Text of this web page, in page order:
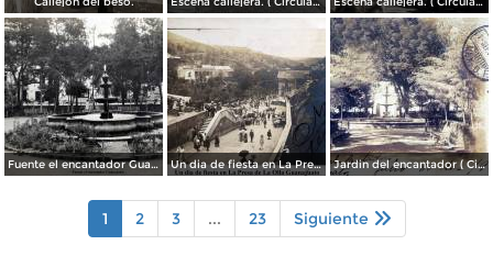
Fuente el encantador Guanajuato. Un dia de fiesta en La Presa de La Olla Guanajuato ( Circulada el 9 de Agosto de 1905 ). Jardin del encantador ( Circulada el 30 de Julio de 1905 ).
1 2 3 ... 23 Siguiente